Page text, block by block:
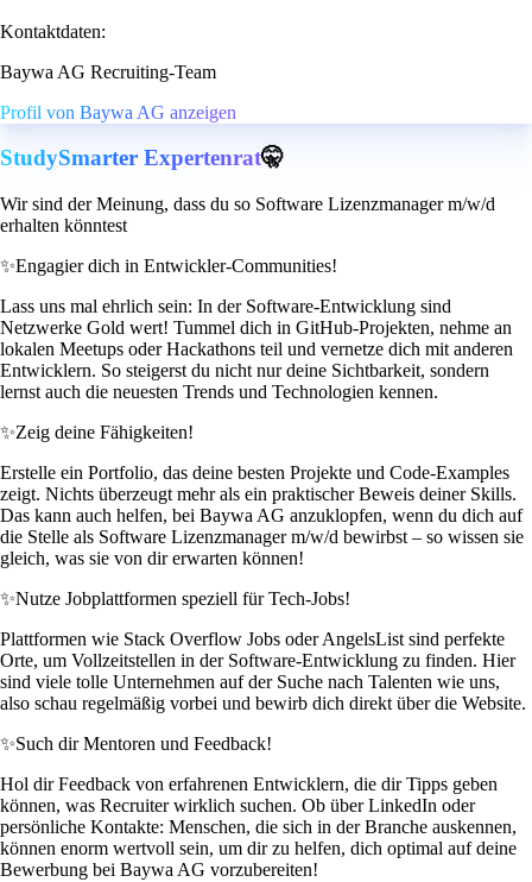
Kontaktdaten:
Baywa AG Recruiting-Team
Profil von Baywa AG anzeigen
StudySmarter Expertenrat🤫
Wir sind der Meinung, dass du so Software Lizenzmanager m/w/d
erhalten könntest
✨Engagier dich in Entwickler-Communities!
Lass uns mal ehrlich sein: In der Software-Entwicklung sind
Netzwerke Gold wert! Tummel dich in GitHub-Projekten, nehme an
lokalen Meetups oder Hackathons teil und vernetze dich mit anderen
Entwicklern. So steigerst du nicht nur deine Sichtbarkeit, sondern
lernst auch die neuesten Trends und Technologien kennen.
✨Zeig deine Fähigkeiten!
Erstelle ein Portfolio, das deine besten Projekte und Code-Examples
zeigt. Nichts überzeugt mehr als ein praktischer Beweis deiner Skills.
Das kann auch helfen, bei Baywa AG anzuklopfen, wenn du dich auf
die Stelle als Software Lizenzmanager m/w/d bewirbst – so wissen sie
gleich, was sie von dir erwarten können!
✨Nutze Jobplattformen speziell für Tech-Jobs!
Plattformen wie Stack Overflow Jobs oder AngelsList sind perfekte
Orte, um Vollzeitstellen in der Software-Entwicklung zu finden. Hier
sind viele tolle Unternehmen auf der Suche nach Talenten wie uns,
also schau regelmäßig vorbei und bewirb dich direkt über die Website.
✨Such dir Mentoren und Feedback!
Hol dir Feedback von erfahrenen Entwicklern, die dir Tipps geben
können, was Recruiter wirklich suchen. Ob über LinkedIn oder
persönliche Kontakte: Menschen, die sich in der Branche auskennen,
können enorm wertvoll sein, um dir zu helfen, dich optimal auf deine
Bewerbung bei Baywa AG vorzubereiten!